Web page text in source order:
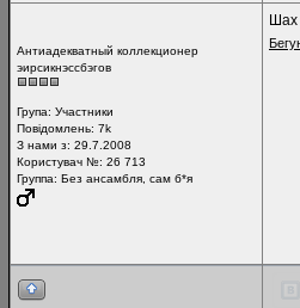
Антиадекватный коллекционер
эирсикнэссбэгов
Група: Участники
Повідомлень: 7k
З нами з: 29.7.2008
Користувач №: 26 713
Группа: Без ансамбля, сам б*я
Шах